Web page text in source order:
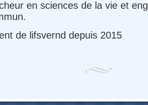
en sciences de la vie et
de lifsvernd depuis 2015